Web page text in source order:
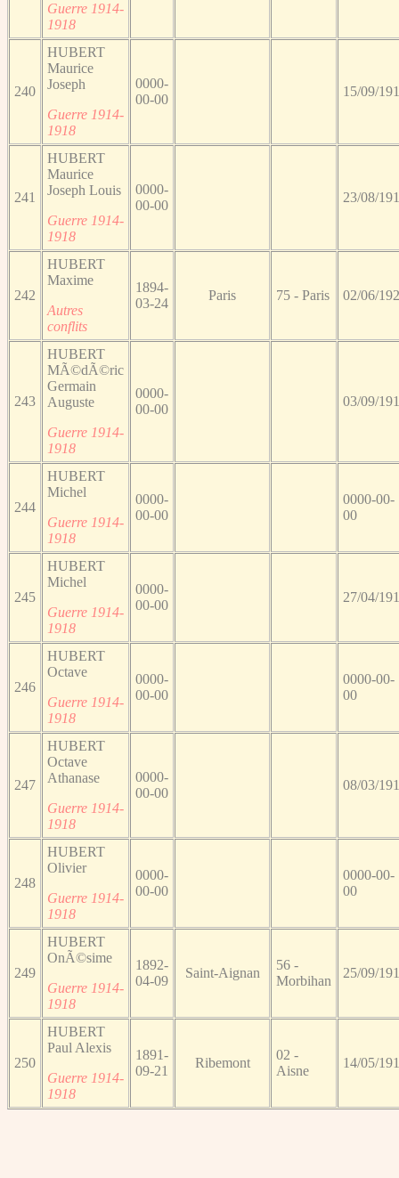
Guerre 1914-
1918
240
HUBERT
Maurice
Joseph
Guerre 1914-
1918
0000-
00-00
15/09/
241
HUBERT
Maurice
Joseph Louis
Guerre 1914-
1918
0000-
00-00
23/08/
242
HUBERT
Maxime
Autres
conflits
1894-
03-24
Paris 75 - Paris 02/06/
243
HUBERT
MÃ©dÃ©ric
Germain
Auguste
Guerre 1914-
1918
0000-
00-00
03/09/
244
HUBERT
Michel
Guerre 1914-
1918
0000-
00-00
0000-00-
00
245
HUBERT
Michel
Guerre 1914-
1918
0000-
00-00
27/04/
246
HUBERT
Octave
Guerre 1914-
1918
0000-
00-00
0000-00-
00
247
HUBERT
Octave
Athanase
Guerre 1914-
1918
0000-
00-00
08/03/
248
HUBERT
Olivier
Guerre 1914-
1918
0000-
00-00
0000-00-
00
249
HUBERT
OnÃ©sime
Guerre 1914-
1918
1892-
04-09
Saint-Aignan
56 -
Morbihan
25/09/
250
HUBERT
Paul Alexis
Guerre 1914-
1918
1891-
09-21
Ribemont
02 -
Aisne
14/05/